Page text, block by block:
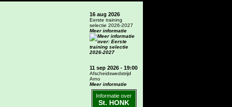
16 aug 2026
Eerste training
selectie 2026-2027
Meer informatie
11 sep 2026 - 19:00
Afscheidswedstrijd
Arno
Meer informatie
Informatie over
St. HONK